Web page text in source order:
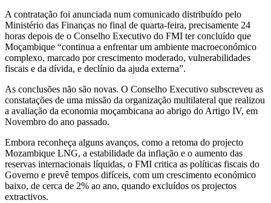
A contratação foi anunciada num comunicado distribuído pelo
Ministério das Finanças no final de quarta-feira, precisamente 24
horas depois de o Conselho Executivo do FMI ter concluído que
Moçambique “continua a enfrentar um ambiente macroeconómico
complexo, marcado por crescimento moderado, vulnerabilidades
fiscais e da dívida, e declínio da ajuda externa”.
As conclusões não são novas. O Conselho Executivo subscreveu as
constatações de uma missão da organização multilateral que realizou
a avaliação da economia moçambicana ao abrigo do Artigo IV, em
Novembro do ano passado.
Embora reconheça alguns avanços, como a retoma do projecto
Mozambique LNG, a estabilidade da inflação e o aumento das
reservas internacionais líquidas, o FMI critica as políticas fiscais do
Governo e prevê tempos difíceis, com um crescimento económico
baixo, de cerca de 2% ao ano, quando excluídos os projectos
extractivos.